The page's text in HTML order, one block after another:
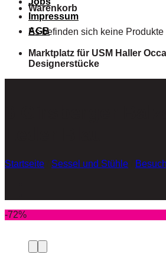
Warenkorb
Es befinden sich keine Produkte
Impressum
AGB
Marktplatz für USM Haller
Designerstücke
Startseite Sessel und Stühle
-72%